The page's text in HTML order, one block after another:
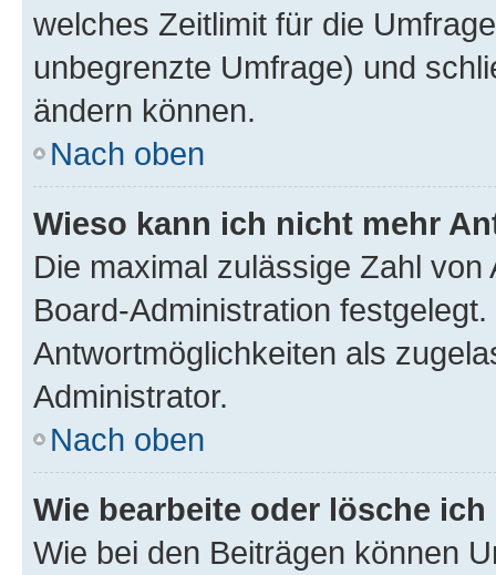
welches Zeitlimit für die
unbegrenzte Umfrage) und
ändern können.
Nach oben
Wieso kann ich nicht mehr
Die maximal zulässige Zahl
Board-Administration
Antwortmöglichkeiten als
Administrator.
Nach oben
Wie bearbeite oder lösche
Wie bei den Beiträgen können